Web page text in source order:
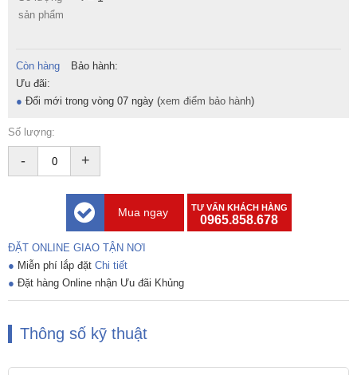
sản phẩm
Còn hàng
Bảo hành:
Ưu đãi:
● Đổi mới trong vòng 07 ngày (xem điểm bảo hành)
Số lượng:
- +
Mua ngay TƯ VẤN KHÁCH HÀNG
0965.858.678
ĐẶT ONLINE GIAO TẬN NƠI
● Miễn phí lắp đặt Chi tiết
● Đặt hàng Online nhận Ưu đãi Khủng
Thông số kỹ thuật